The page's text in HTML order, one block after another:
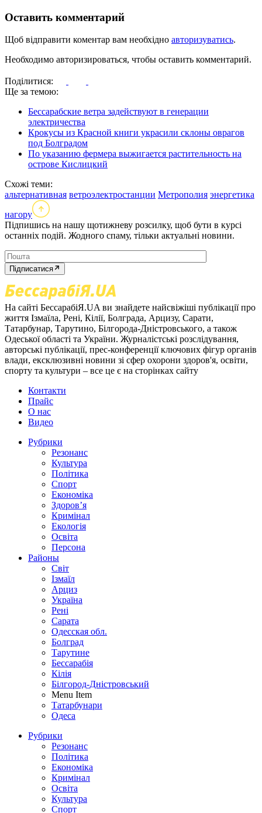
Оставить комментарий
Щоб відправити коментар вам необхідно авторизуватись.
Необходимо авторизироваться, чтобы оставить комментарий.
Поділитися:
Ще за темою:
Бессарабские ветра задействуют в генерации
электричества
Крокусы из Красной книги украсили склоны оврагов
под Болградом
По указанию фермера выжигается растительность на
острове Кислицкий
Схожі теми:
альтернативная ветроэлектростанции Метрополия энергетика
нагору
Підпишись на нашу щотижневу розсилку, щоб бути в курсі
останніх подій. Жодного спаму, тільки актуальні новини.
Підписатися
На сайті БессарабіЯ.UA ви знайдете найсвіжіші публікації про
життя Ізмаїла, Рені, Кілії, Болграда, Арцизу, Сарати,
Татарбунар, Тарутино, Білгорода-Дністровського, а також
Одеської області та України. Журналістські розслідування,
авторські публікації, прес-конференції ключових фігур органів
влади, ексклюзивні новини зі сфер охорони здоров'я, освіти,
спорту та культури – все це є на сторінках сайту
Контакти
Прайс
О нас
Видео
Рубрики
Резонанс
Культура
Політика
Спорт
Економіка
Здоров’я
Кримінал
Екологія
Освіта
Персона
Районы
Світ
Ізмаїл
Арциз
Україна
Рені
Сарата
Одесская обл.
Болград
Тарутине
Бессарабія
Кілія
Білгород-Дністровський
Menu Item
Татарбунари
Одеса
Рубрики
Резонанс
Політика
Економіка
Кримінал
Освіта
Культура
Спорт